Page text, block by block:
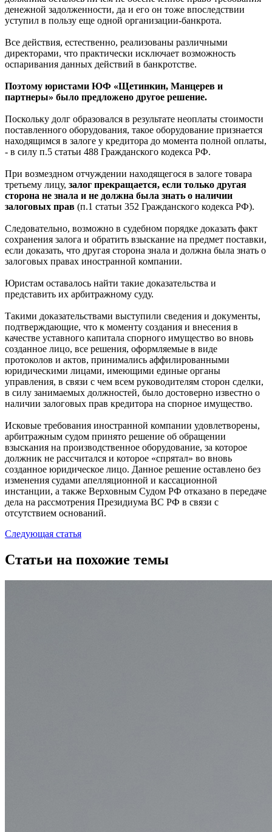
денежной задолженности, да и его он тоже впоследствии
уступил в пользу еще одной организации-банкрота.
Все действия, естественно, реализованы различными
директорами, что практически исключает возможность
оспаривания данных действий в банкротстве.
Поэтому юристами ЮФ «Щетинкин, Манцерев и
партнеры» было предложено другое решение.
Поскольку долг образовался в результате неоплаты стоимости
поставленного оборудования, такое оборудование признается
находящимся в залоге у кредитора до момента полной оплаты,
- в силу п.5 статьи 488 Гражданского кодекса РФ.
При возмездном отчуждении находящегося в залоге товара
третьему лицу, залог прекращается, если только другая
сторона не знала и не должна была знать о наличии
залоговых прав (п.1 статьи 352 Гражданского кодекса РФ).
Следовательно, возможно в судебном порядке доказать факт
сохранения залога и обратить взыскание на предмет поставки,
если доказать, что другая сторона знала и должна была знать о
залоговых правах иностранной компании.
Юристам оставалось найти такие доказательства и
представить их арбитражному суду.
Такими доказательствами выступили сведения и документы,
подтверждающие, что к моменту создания и внесения в
качестве уставного капитала спорного имущество во вновь
созданное лицо, все решения, оформляемые в виде
протоколов и актов, принимались аффилированными
юридическими лицами, имеющими единые органы
управления, в связи с чем всем руководителям сторон сделки,
в силу занимаемых должностей, было достоверно известно о
наличии залоговых прав кредитора на спорное имущество.
Исковые требования иностранной компании удовлетворены,
арбитражным судом принято решение об обращении
взыскания на производственное оборудование, за которое
должник не рассчитался и которое «спрятал» во вновь
созданное юридическое лицо. Данное решение оставлено без
изменения судами апелляционной и кассационной
инстанции, а также Верховным Судом РФ отказано в передаче
дела на рассмотрения Президиума ВС РФ в связи с
отсутствием оснований.
Следующая статья
Статьи на похожие темы